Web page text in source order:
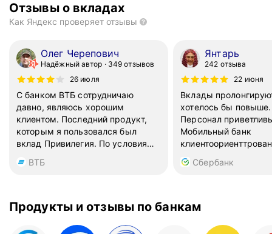
Отзывы о вкладах
Как Яндекс проверяет отзывы
Олег Черепович
Надёжный автор
349 отзывов
26 июля
С банком ВТБ сотрудничаю
давно, являюсь хорошим
клиентом. Последний продукт,
которым я пользовался был
вклад Привилегия. По условиям
меня уже полгода и каждый
вклада можно выбрать
практически любой, я на 300
дней открыл. Минусы тоже есть
ВТБ
Янтарь
242 отзыва
22 июня
Вклады
хотелось бы повыше.
Персонал
Мобильный банк
Сбербанк
Продукты и отзывы по банкам